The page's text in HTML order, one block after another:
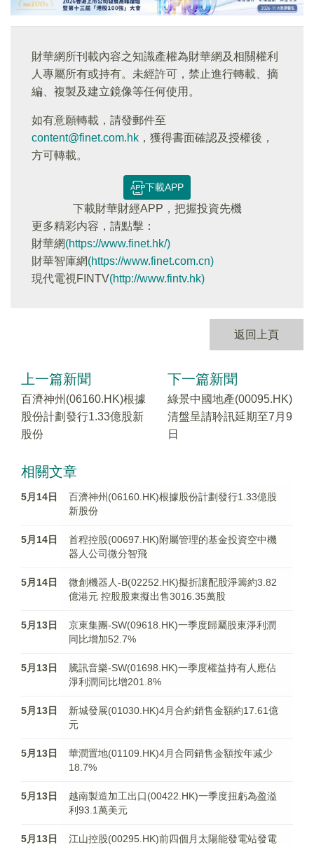
財華網所刊載內容之知識產權為財華網及相關權利
人專屬所有或持有。未經許可，禁止進行轉載、摘
編、複製及建立鏡像等任何使用。
如有意願轉載，請發郵件至
content@finet.com.hk ，獲得書面確認及授權後，
方可轉載。
下載APP
下載財華財經APP，把握投資先機
更多精彩内容，請點擊：
財華網(https://www.finet.hk/)
財華智庫網(https://www.finet.com.cn)
現代電視FINTV(http://www.fintv.hk)
返回上頁
上一篇新聞
百濟神州(06160.HK)根據
股份計劃發行1.33億股新
股份
下一篇新聞
綠景中國地產(00095.HK)
清盤呈請聆訊延期至7月9
日
相關文章
5月14日
百濟神州(06160.HK)根據股份計劃發行1.33億股
新股份
5月14日
首程控股(00697.HK)附屬管理的基金投資空中機
器人公司微分智飛
5月14日
微創機器人-B(02252.HK)擬折讓配股淨籌約3.82
億港元 控股股東擬出售3016.35萬股
5月13日
京東集團-SW(09618.HK)一季度歸屬股東淨利潤
同比增加52.7%
5月13日
騰訊音樂-SW(01698.HK)一季度權益持有人應佔
淨利潤同比增201.8%
5月13日
新城發展(01030.HK)4月合約銷售金額約17.61億
元
5月13日
華潤置地(01109.HK)4月合同銷售金額按年减少
18.7%
5月13日
越南製造加工出口(00422.HK)一季度扭虧為盈溢
利93.1萬美元
5月13日
江山控股(00295.HK)前四個月太陽能發電站發電